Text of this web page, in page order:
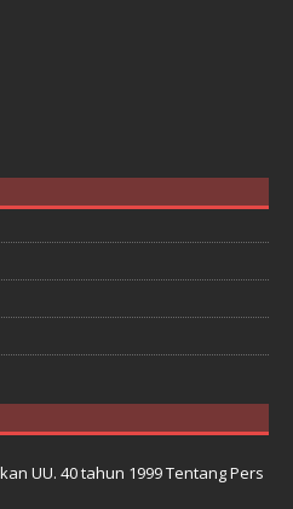
UU. 40 tahun 1999 Tentang Pers